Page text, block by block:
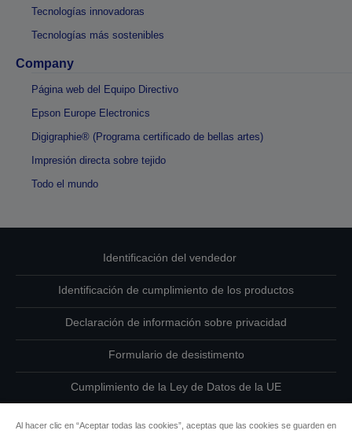
Tecnologías innovadoras
Tecnologías más sostenibles
Company
Página web del Equipo Directivo
Epson Europe Electronics
Digigraphie® (Programa certificado de bellas artes)
Impresión directa sobre tejido
Todo el mundo
Identificación del vendedor
Identificación de cumplimiento de los productos
Declaración de información sobre privacidad
Formulario de desistimento
Cumplimiento de la Ley de Datos de la UE
Ponte en contacto con nosotros en relación con tus datos
Al hacer clic en “Aceptar todas las cookies”, aceptas que las cookies se guarden en